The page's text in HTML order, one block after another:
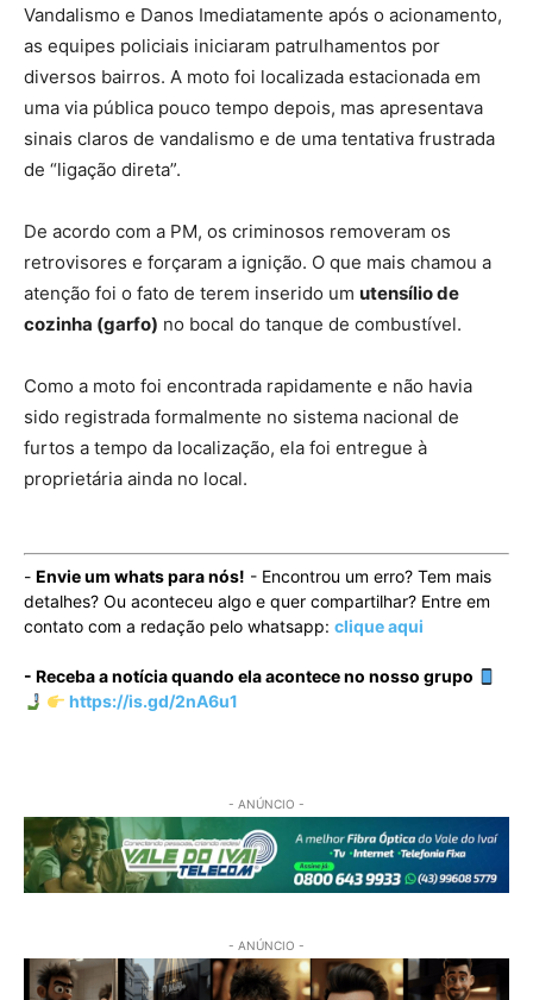
Vandalismo e Danos Imediatamente após o acionamento,
as equipes policiais iniciaram patrulhamentos por
diversos bairros. A moto foi localizada estacionada em
uma via pública pouco tempo depois, mas apresentava
sinais claros de vandalismo e de uma tentativa frustrada
de “ligação direta”.
De acordo com a PM, os criminosos removeram os
retrovisores e forçaram a ignição. O que mais chamou a
atenção foi o fato de terem inserido um utensílio de
cozinha (garfo) no bocal do tanque de combustível.
Como a moto foi encontrada rapidamente e não havia
sido registrada formalmente no sistema nacional de
furtos a tempo da localização, ela foi entregue à
proprietária ainda no local.
- Envie um whats para nós! - Encontrou um erro? Tem mais
detalhes? Ou aconteceu algo e quer compartilhar? Entre em
contato com a redação pelo whatsapp: clique aqui
- Receba a notícia quando ela acontece no nosso grupo
https://is.gd/2nA6u1
- ANÚNCIO -
- ANÚNCIO -